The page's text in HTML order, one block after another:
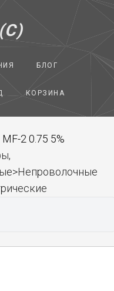
БЛОГ
КОРЗИНА
MF-2 0.75 5%